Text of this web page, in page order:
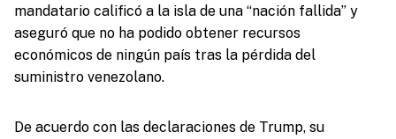
mandatario calificó a la isla de una “nación fallida” y
aseguró que no ha podido obtener recursos
económicos de ningún país tras la pérdida del
suministro venezolano.
De acuerdo con las declaraciones de Trump, su